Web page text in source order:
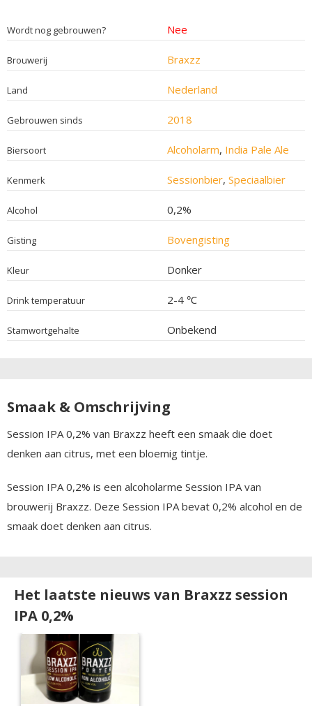
Wordt nog gebrouwen? Nee
Brouwerij Braxzz
Land Nederland
Gebrouwen sinds 2018
Biersoort Alcoholarm, India Pale Ale
Kenmerk Sessionbier, Speciaalbier
Alcohol 0,2%
Gisting Bovengisting
Kleur Donker
Drink temperatuur 2-4 ℃
Stamwortgehalte Onbekend
Smaak & Omschrijving
Session IPA 0,2% van Braxzz heeft een smaak die doet
denken aan citrus, met een bloemig tintje.
Session IPA 0,2% is een alcoholarme Session IPA van
brouwerij Braxzz. Deze Session IPA bevat 0,2% alcohol en de
smaak doet denken aan citrus.
Het laatste nieuws van Braxzz session
IPA 0,2%